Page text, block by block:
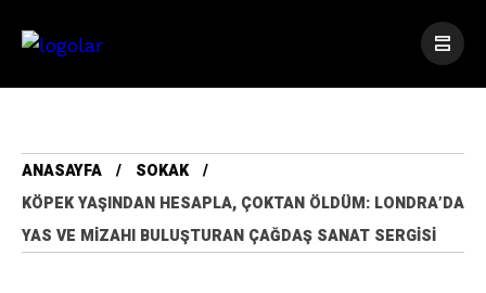
ANASAYFA
SOKAK
KÖPEK YAŞINDAN HESAPLA, ÇOKTAN ÖLDÜM: LONDRA’DA
YAS VE MIZAHI BULUŞTURAN ÇAĞDAŞ SANAT SERGISI